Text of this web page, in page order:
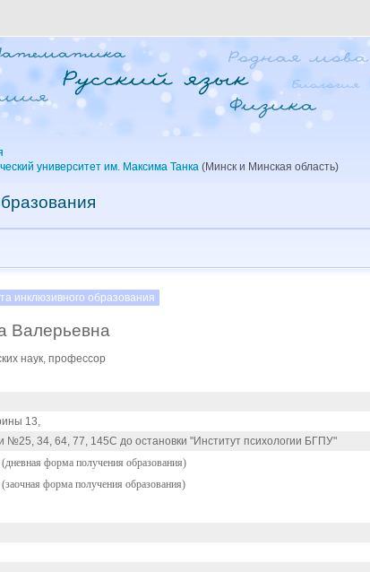
университет им. Максима Танка (Минск и Минская область)
инклюзивного образования
Валерьевна
наук, профессор
13,
№25, 34, 64, 77, 145С до остановки "Институт психологии БГПУ"
форма получения образования)
форма получения образования)